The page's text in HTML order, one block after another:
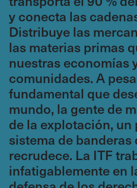
y conecta las
Distribuye las
las materias primas
nuestras economías
comunidades. A
fundamental que
mundo, la gente de
de la explotación, un
sistema de
recrudece. La ITF
infatigablemente en